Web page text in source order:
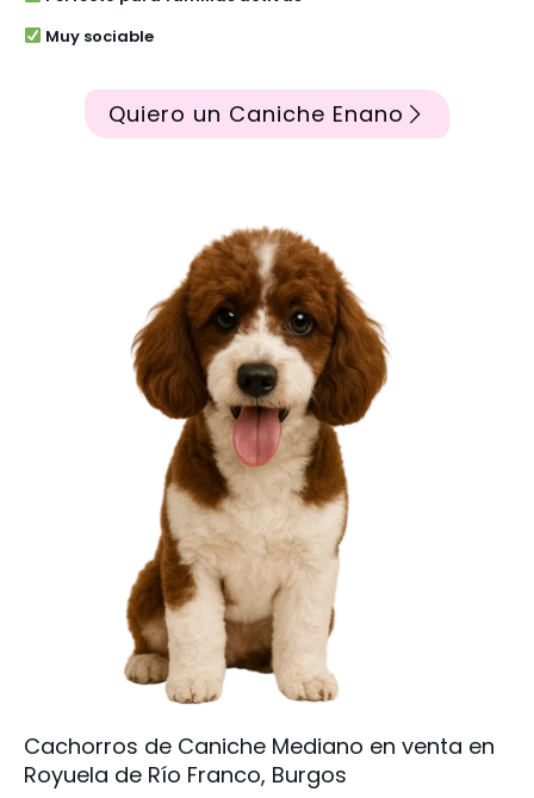
Muy sociable
Quiero un Caniche Enano
Cachorros de Caniche Mediano en venta en
Royuela de Río Franco, Burgos